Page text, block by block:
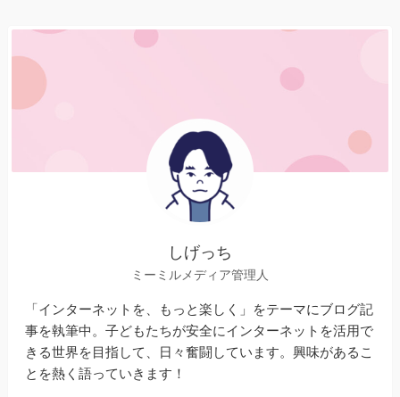
しげっち
ミーミルメディア管理人
「インターネットを、もっと楽しく」をテーマにブログ記
事を執筆中。子どもたちが安全にインターネットを活用で
きる世界を目指して、日々奮闘しています。興味があるこ
とを熱く語っていきます！